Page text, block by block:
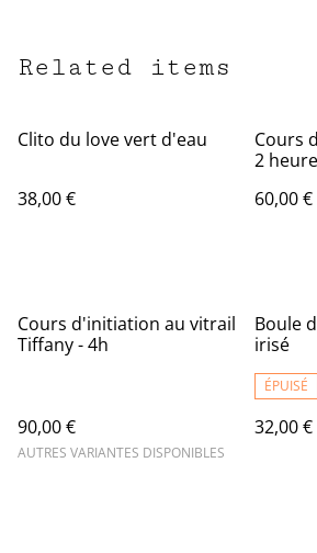
Related items
Clito du love vert d'eau
38,00 €
Cours
2
60,00 €
Cours d'initiation au vitrail
Tiffany - 4h
90,00 €
AUTRES VARIANTES DISPONIBLES
Boule
irisé
ÉPUISÉ
32,00 €